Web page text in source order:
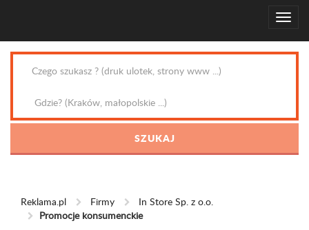
Reklama.pl Firmy
In Store Sp. z o.o.
Promocje konsumenckie